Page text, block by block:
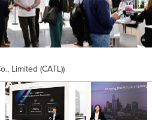
Limited (CATL))